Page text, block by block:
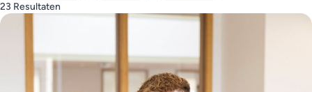
23 Resultaten